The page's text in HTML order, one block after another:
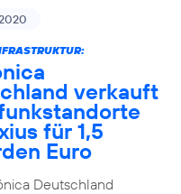
verkauft
für 1,5
Euro
Deutschland